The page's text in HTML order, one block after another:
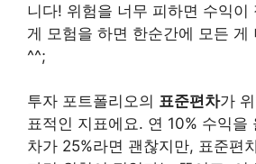
니다! 위험을 너무 피하면 수익이
게 모험을 하면 한순간에 모든 게
^^;
투자 포트폴리오의 표준편차가
표적인 지표에요. 연 10% 수익을
차가 25%라면 괜찮지만, 표준편